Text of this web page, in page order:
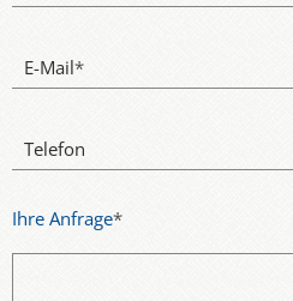
E-Mail*
Telefon
Ihre Anfrage*